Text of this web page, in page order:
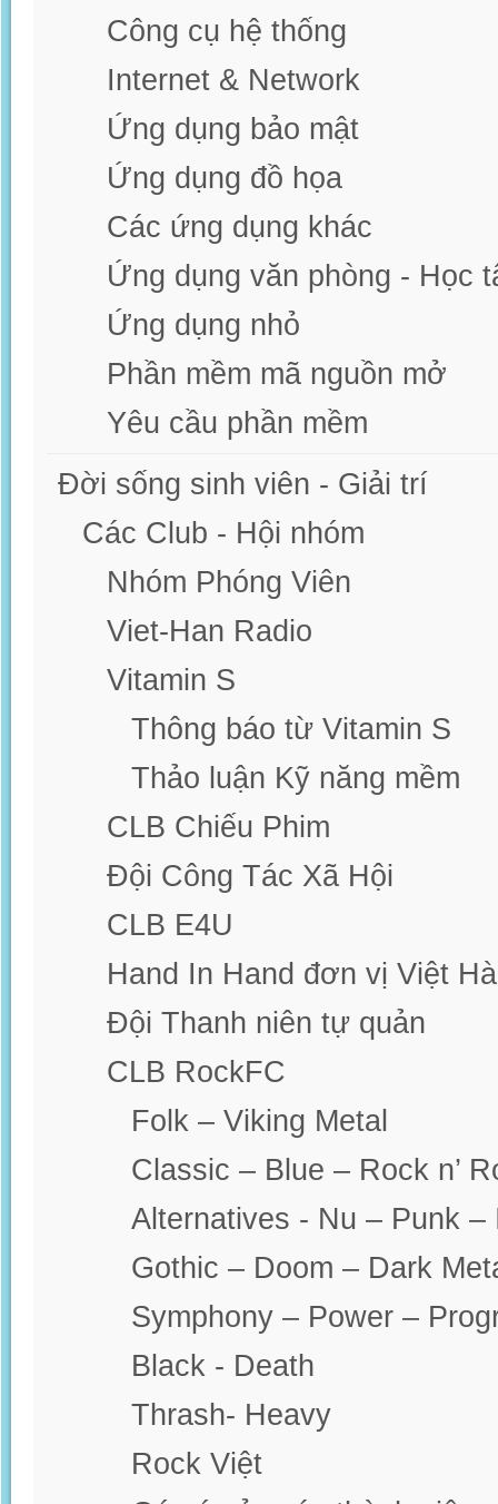
Công cụ hệ thống
Internet & Network
Ứng dụng bảo mật
Ứng dụng đồ họa
Các ứng dụng khác
Ứng dụng văn phòng - Học
Ứng dụng nhỏ
Phần mềm mã nguồn mở
Yêu cầu phần mềm
Đời sống sinh viên - Giải trí
Các Club - Hội nhóm
Nhóm Phóng Viên
Viet-Han Radio
Vitamin S
Thông báo từ Vitamin S
Thảo luận Kỹ năng mềm
CLB Chiếu Phim
Đội Công Tác Xã Hội
CLB E4U
Hand In Hand đơn vị Việt
Đội Thanh niên tự quản
CLB RockFC
Folk – Viking Metal
Classic – Blue – Rock n’
Alternatives - Nu – Punk –
Gothic – Doom – Dark
Symphony – Power –
Black - Death
Thrash- Heavy
Rock Việt